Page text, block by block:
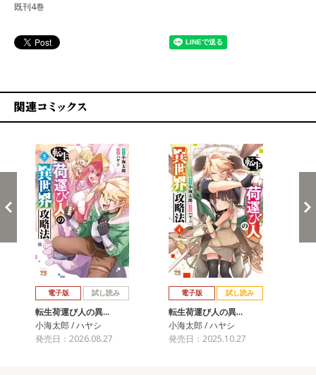
既刊4巻
電子版 試し読み
転生荷運び人の異…
小海太郎 / ハヤシ
発売日：2026.08.27
電子版 試し読み
転生荷運び人の異…
小海太郎 / ハヤシ
発売日：2025.10.27